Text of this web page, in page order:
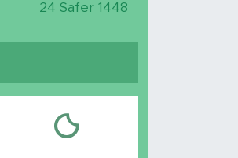
24 Safer 1448